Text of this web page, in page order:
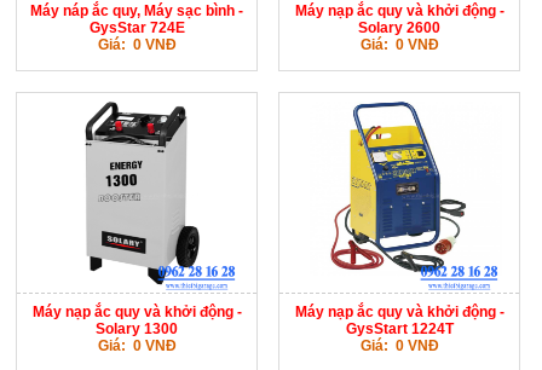
Máy náp ắc quy, Máy sạc bình -
GysStar 724E
Giá: 0 VNĐ
Máy nạp ắc quy và khởi động -
Solary 2600
Giá: 0 VNĐ
Máy nạp ắc quy và khởi động -
Solary 1300
Giá: 0 VNĐ
Máy nạp ắc quy và khởi động -
GysStart 1224T
Giá: 0 VNĐ